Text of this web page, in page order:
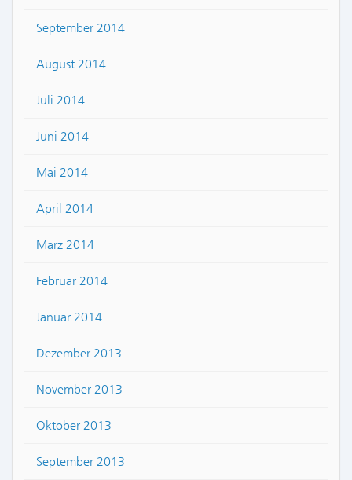
September 2014
August 2014
Juli 2014
Juni 2014
Mai 2014
April 2014
März 2014
Februar 2014
Januar 2014
Dezember 2013
November 2013
Oktober 2013
September 2013